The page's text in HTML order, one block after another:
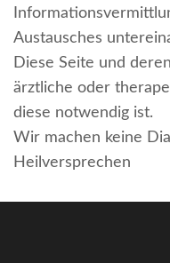
Austausches
Diese Seite und
ärztliche oder
diese notwendig ist.
Wir machen keine
Heilversprechen